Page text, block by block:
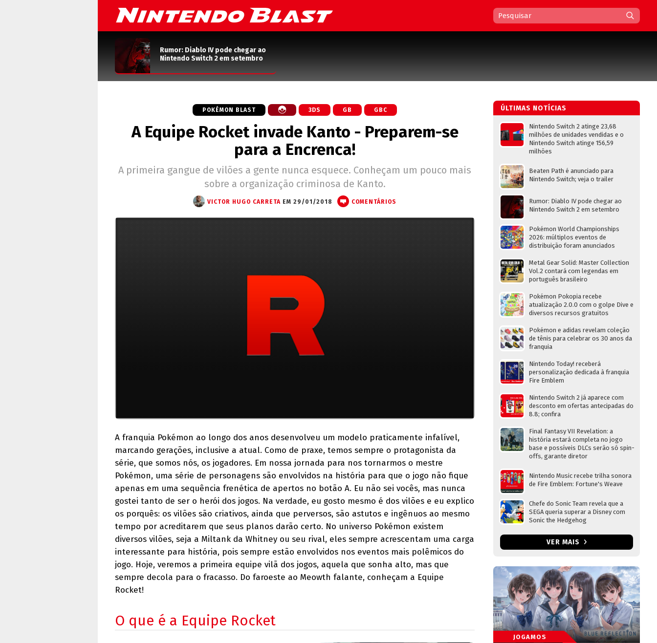
Rumor: Diablo IV pode chegar ao
Nintendo Switch 2 em setembro
POKÉMON BLAST 3DS GB GBC
A Equipe Rocket invade Kanto - Preparem-se
para a Encrenca!
A primeira gangue de vilões a gente nunca esquece. Conheçam um pouco mais
sobre a organização criminosa de Kanto.
VICTOR HUGO CARRETA EM 29/01/2018 COMENTÁRIOS
A franquia Pokémon ao longo dos anos desenvolveu um modelo praticamente infalível,
marcando gerações, inclusive a atual. Como de praxe, temos sempre o protagonista da
série, que somos nós, os jogadores. Em nossa jornada para nos tornarmos o mestre
Pokémon, uma série de personagens são envolvidos na história para que o jogo não fique
apenas em uma sequência frenética de apertos no botão A. Eu não sei vocês, mas nunca
gostei tanto de ser o herói dos jogos. Na verdade, eu gosto mesmo é dos vilões e eu explico
os porquês: os vilões são criativos, ainda que perversos, são astutos e ingênuos ao mesmo
tempo por acreditarem que seus planos darão certo. No universo Pokémon existem
diversos vilões, seja a Miltank da Whitney ou seu rival, eles sempre acrescentam uma carga
interessante para história, pois sempre estão envolvidos nos eventos mais polêmicos do
jogo. Hoje, veremos a primeira equipe vilã dos jogos, aquela que sonha alto, mas que
sempre decola para o fracasso. Do faroeste ao Meowth falante, conheçam a Equipe
Rocket!
O que é a Equipe Rocket
ÚLTIMAS NOTÍCIAS
Nintendo Switch 2 atinge 23,68
milhões de unidades vendidas e o
Nintendo Switch atinge 156,59
milhões
Beaten Path é anunciado para
Nintendo Switch; veja o trailer
Rumor: Diablo IV pode chegar ao
Nintendo Switch 2 em setembro
Pokémon World Championships
2026: múltiplos eventos de
distribuição foram anunciados
Metal Gear Solid: Master Collection
Vol.2 contará com legendas em
português brasileiro
Pokémon Pokopia recebe
atualização 2.0.0 com o golpe Dive e
diversos recursos gratuitos
Pokémon e adidas revelam coleção
de tênis para celebrar os 30 anos da
franquia
Nintendo Today! receberá
personalização dedicada à franquia
Fire Emblem
Nintendo Switch 2 já aparece com
desconto em ofertas antecipadas do
8.8; confira
Final Fantasy VII Revelation: a
história estará completa no jogo
base e possíveis DLCs serão só spin-
offs, garante diretor
Nintendo Music recebe trilha sonora
de Fire Emblem: Fortune's Weave
Chefe do Sonic Team revela que a
SEGA queria superar a Disney com
Sonic the Hedgehog
VER MAIS
JOGAMOS